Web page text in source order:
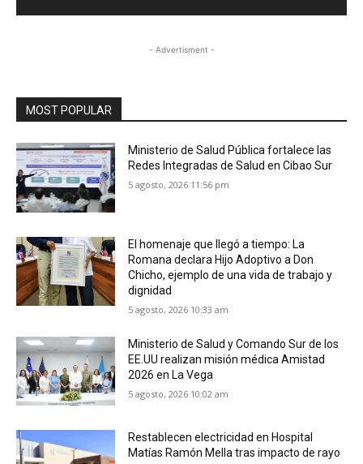
- Advertisment -
MOST POPULAR
Ministerio de Salud Pública fortalece las
Redes Integradas de Salud en Cibao Sur
5 agosto, 2026 11:56 pm
El homenaje que llegó a tiempo: La
Romana declara Hijo Adoptivo a Don
Chicho, ejemplo de una vida de trabajo y
dignidad
5 agosto, 2026 10:33 am
Ministerio de Salud y Comando Sur de los
EE.UU realizan misión médica Amistad
2026 en La Vega
5 agosto, 2026 10:02 am
Restablecen electricidad en Hospital
Matías Ramón Mella tras impacto de rayo